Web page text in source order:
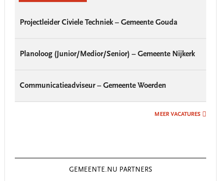
Projectleider Civiele Techniek – Gemeente Gouda
Planoloog (Junior/Medior/Senior) – Gemeente Nijkerk
Communicatieadviseur – Gemeente Woerden
MEER VACATURES
GEMEENTE.NU PARTNERS